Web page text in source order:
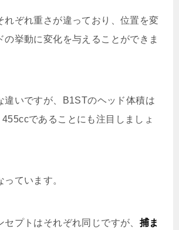
れぞれ重さが違っており、位置を変
の挙動に変化を与えることができま
違いですが、B1STのヘッド体積は
であることにも注目しましょ
ています。
プトはそれぞれ同じですが、 捕ま